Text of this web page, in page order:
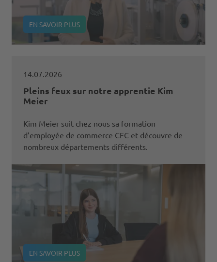
EN SAVOIR PLUS
14.07.2026
Pleins feux sur notre apprentie Kim
Meier
Kim Meier suit chez nous sa formation
d’employée de commerce CFC et découvre de
nombreux départements différents.
EN SAVOIR PLUS